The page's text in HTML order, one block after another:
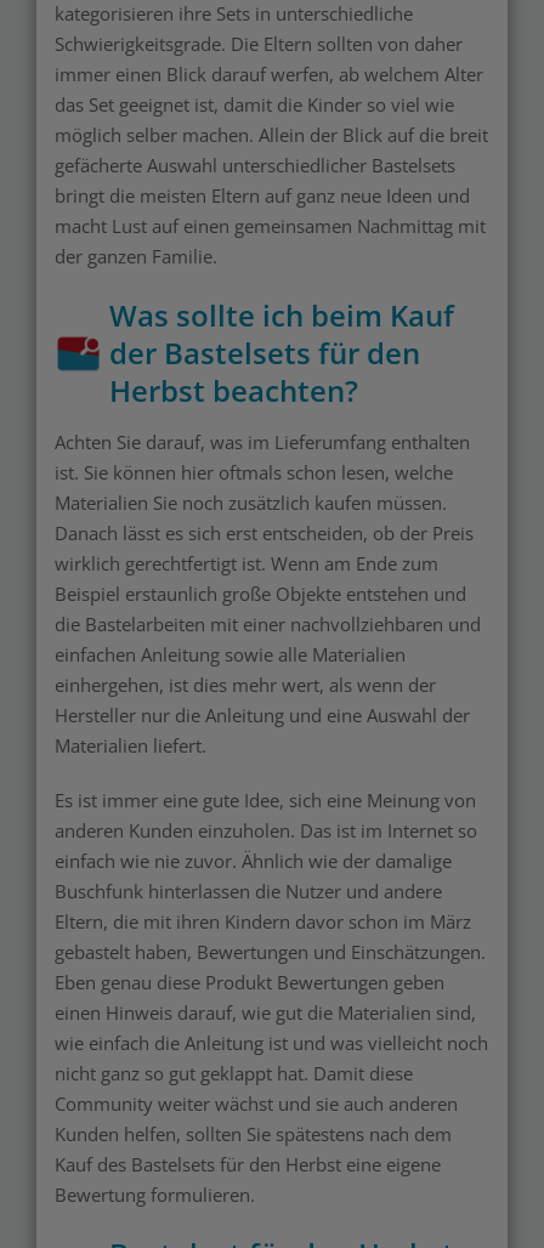
kategorisieren ihre Sets in unterschiedliche
Schwierigkeitsgrade. Die Eltern sollten von daher
immer einen Blick darauf werfen, ab welchem Alter
das Set geeignet ist, damit die Kinder so viel wie
möglich selber machen. Allein der Blick auf die breit
gefächerte Auswahl unterschiedlicher Bastelsets
bringt die meisten Eltern auf ganz neue Ideen und
macht Lust auf einen gemeinsamen Nachmittag mit
der ganzen Familie.
Was sollte ich beim Kauf
der Bastelsets für den
Herbst beachten?
Achten Sie darauf, was im Lieferumfang enthalten
ist. Sie können hier oftmals schon lesen, welche
Materialien Sie noch zusätzlich kaufen müssen.
Danach lässt es sich erst entscheiden, ob der Preis
wirklich gerechtfertigt ist. Wenn am Ende zum
Beispiel erstaunlich große Objekte entstehen und
die Bastelarbeiten mit einer nachvollziehbaren und
einfachen Anleitung sowie alle Materialien
einhergehen, ist dies mehr wert, als wenn der
Hersteller nur die Anleitung und eine Auswahl der
Materialien liefert.
Es ist immer eine gute Idee, sich eine Meinung von
anderen Kunden einzuholen. Das ist im Internet so
einfach wie nie zuvor. Ähnlich wie der damalige
Buschfunk hinterlassen die Nutzer und andere
Eltern, die mit ihren Kindern davor schon im März
gebastelt haben, Bewertungen und Einschätzungen.
Eben genau diese Produkt Bewertungen geben
einen Hinweis darauf, wie gut die Materialien sind,
wie einfach die Anleitung ist und was vielleicht noch
nicht ganz so gut geklappt hat. Damit diese
Community weiter wächst und sie auch anderen
Kunden helfen, sollten Sie spätestens nach dem
Kauf des Bastelsets für den Herbst eine eigene
Bewertung formulieren.